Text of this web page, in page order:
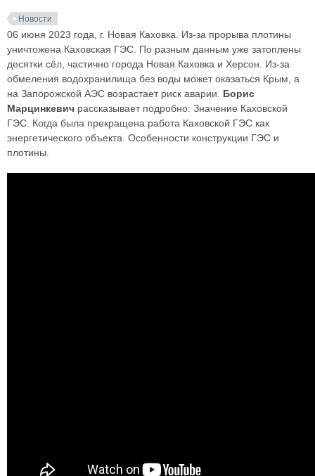
Новости
06 июня 2023 года, г. Новая Каховка. Из-за прорыва плотины
уничтожена Каховская ГЭС. По разным данным уже затоплены
десятки сёл, частично города Новая Каховка и Херсон. Из-за
обмеления водохранилища без воды может оказаться Крым, а
на Запорожской АЭС возрастает риск аварии. Борис
Марцинкевич рассказывает подробно: Значение Каховской
ГЭС. Когда была прекращена работа Каховской ГЭС как
энергетического объекта. Особенности конструкции ГЭС и
плотины.